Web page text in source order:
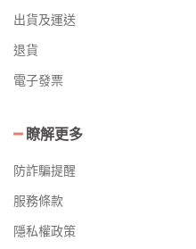
出貨及運送
退貨
電子發票
瞭解更多
防詐騙提醒
服務條款
隱私權政策